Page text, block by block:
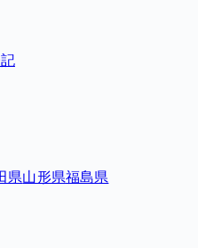
県山形県福島県